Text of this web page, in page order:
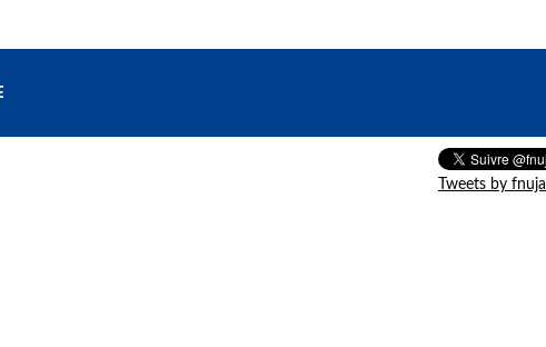
Tweets by fnuja